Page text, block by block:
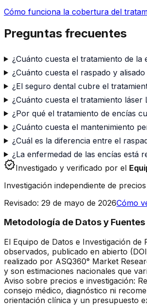
Cómo funciona la cobertura del
Preguntas frecuentes
¿Cuánto cuesta el tratamiento de la
¿Cuánto cuesta el raspado y
¿El seguro dental cubre el
¿Cuánto cuesta el tratamiento láser
¿Por qué el tratamiento de encías
¿Cuánto cuesta el mantenimiento
¿Cuál es la diferencia entre el
¿La enfermedad de las encías está
verifiedInvestigado y verificado por el
Investigación independiente de
Revisado: 29 de mayo de 2026Cómo
Metodología de Datos y Fuentes
El Equipo de Datos e Investigación
observados, publicado en abierto
realizado por ASQ360° Market
y son estimaciones nacionales que
Aviso sobre precios e investigación:
consejo médico, diagnóstico ni
orientación clínica y un presupuesto